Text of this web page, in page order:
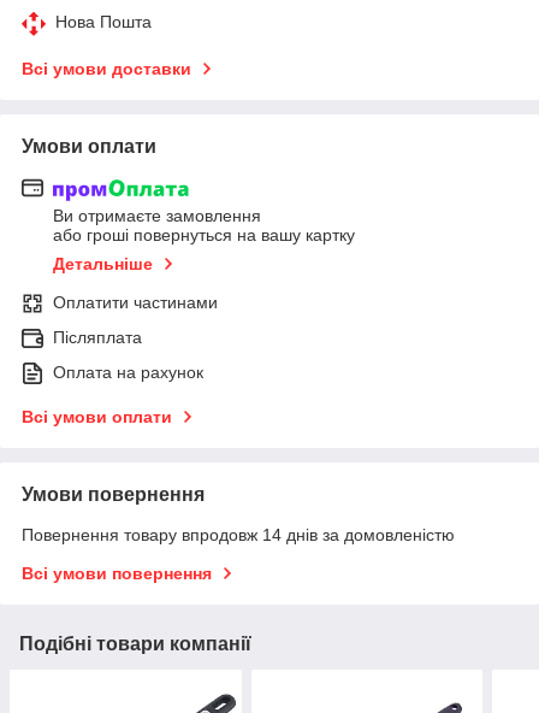
Нова Пошта
Всі умови доставки
Умови оплати
Ви отримаєте замовлення
або гроші повернуться на вашу картку
Детальніше
Оплатити частинами
Післяплата
Оплата на рахунок
Всі умови оплати
Умови повернення
Повернення товару впродовж 14 днів за домовленістю
Всі умови повернення
Подібні товари компанії